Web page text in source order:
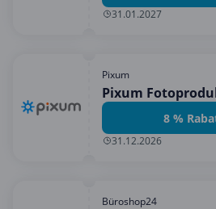
31.01.2027
Pixum
Pixum
8 %
31.12.2026
Büroshop24